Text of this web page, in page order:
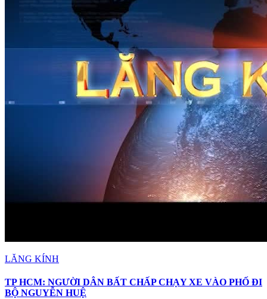
LĂNG KÍNH
TP HCM: NGƯỜI DÂN BẤT CHẤP CHẠY XE VÀO PHỐ ĐI
BỘ NGUYỄN HUỆ